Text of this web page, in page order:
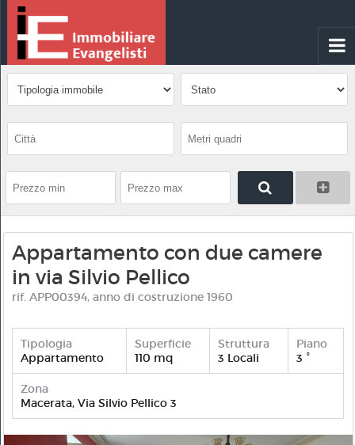
Appartamento con due camere
in via Silvio Pellico
rif. APP00394, anno di costruzione 1960
Tipologia
Appartamento
Superficie
110 mq
Struttura
3 Locali
Piano
3 °
Zona
Macerata, Via Silvio Pellico 3